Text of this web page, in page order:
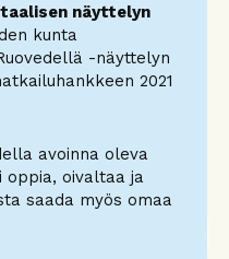
näyttelyn
kunta
-näyttelyn
2021
avoinna oleva
oppia, oivaltaa ja
saada myös omaa